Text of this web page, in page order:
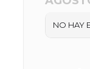
NO HAY